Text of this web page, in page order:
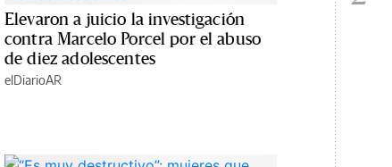
Elevaron a juicio la investigación
contra Marcelo Porcel por el abuso
de diez adolescentes
elDiarioAR